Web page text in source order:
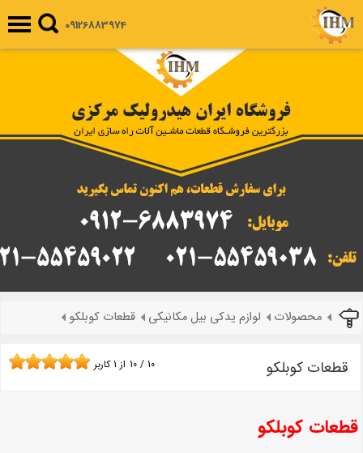
09126883974
محصولات لوازم یدکی بیل مکانیکی قطعات کوبلکو
قطعات کوبلکو 10 / 10 از 1کاربر
قطعات کوبلکو